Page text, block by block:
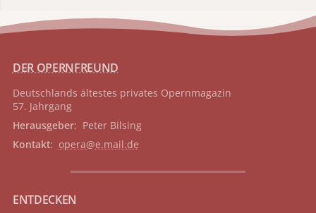
DER OPERNFREUND
Deutschlands ältestes privates Opernmagazin
57. Jahrgang
Herausgeber: Peter Bilsing
Kontakt: opera@e.mail.de
ENTDECKEN